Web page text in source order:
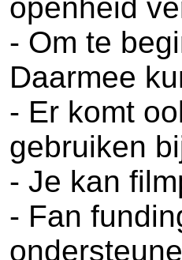
openheid
- Om te
Daarmee
- Er komt
gebruiken
- Je kan
- Fan